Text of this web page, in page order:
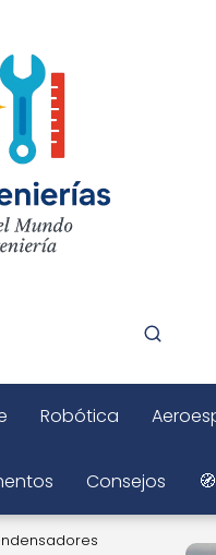
Robótica
Consejos